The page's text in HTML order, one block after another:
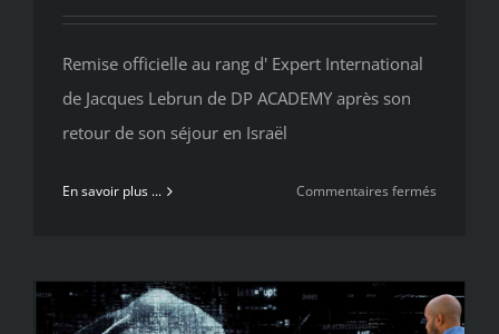
Remise officielle au rang d' Expert International
de Jacques Lebrun de DP ACADEMY après son
retour de son séjour en Israël
En savoir plus ... Commentaires fermés
Expert